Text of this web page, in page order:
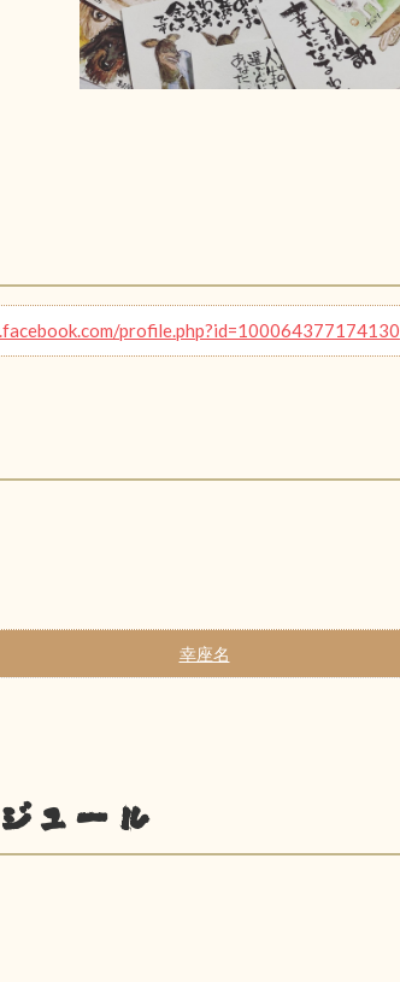
profile.php?id=100064377174130
幸座名
ュール